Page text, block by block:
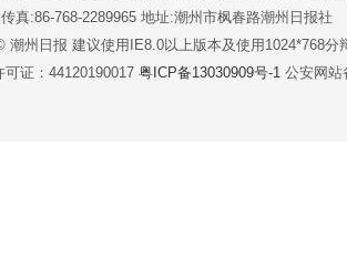
真:86-768-2289965 地址:潮州市枫春路潮州日报社
潮州日报 建议使用IE8.0以上版本及使用1024*768分
证：44120190017 粤ICP备13030909号-1 公安网站